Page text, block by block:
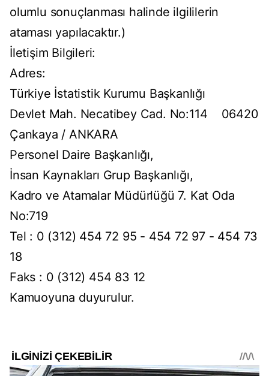
olumlu sonuçlanması halinde ilgililerin
ataması yapılacaktır.)
İletişim Bilgileri:
Adres:
Türkiye İstatistik Kurumu Başkanlığı
Devlet Mah. Necatibey Cad. No:114 06420
Çankaya / ANKARA
Personel Daire Başkanlığı,
İnsan Kaynakları Grup Başkanlığı,
Kadro ve Atamalar Müdürlüğü 7. Kat Oda
No:719
Tel : 0 (312) 454 72 95 - 454 72 97 - 454 73
18
Faks : 0 (312) 454 83 12
Kamuoyuna duyurulur.